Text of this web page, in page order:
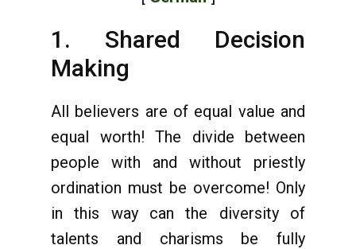
1. Shared Decision
Making
All believers are of equal value and
equal worth! The divide between
people with and without priestly
ordination must be overcome! Only
in this way can the diversity of
talents and charisms be fully